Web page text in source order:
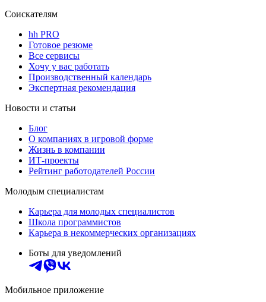
Соискателям
hh PRO
Готовое резюме
Все сервисы
Хочу у вас работать
Производственный календарь
Экспертная рекомендация
Новости и статьи
Блог
О компаниях в игровой форме
Жизнь в компании
ИТ-проекты
Рейтинг работодателей России
Молодым специалистам
Карьера для молодых специалистов
Школа программистов
Карьера в некоммерческих организациях
Боты для уведомлений
Мобильное приложение